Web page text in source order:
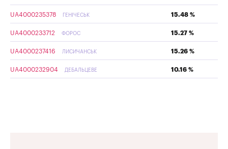
UA4000235378 ГЕНІЧЕСЬК 15.48 %
UA4000233712 ФОРОС 15.27 %
UA4000237416 ЛИСИЧАНСЬК 15.26 %
UA4000232904 ДЕБАЛЬЦЕВЕ 10.16 %